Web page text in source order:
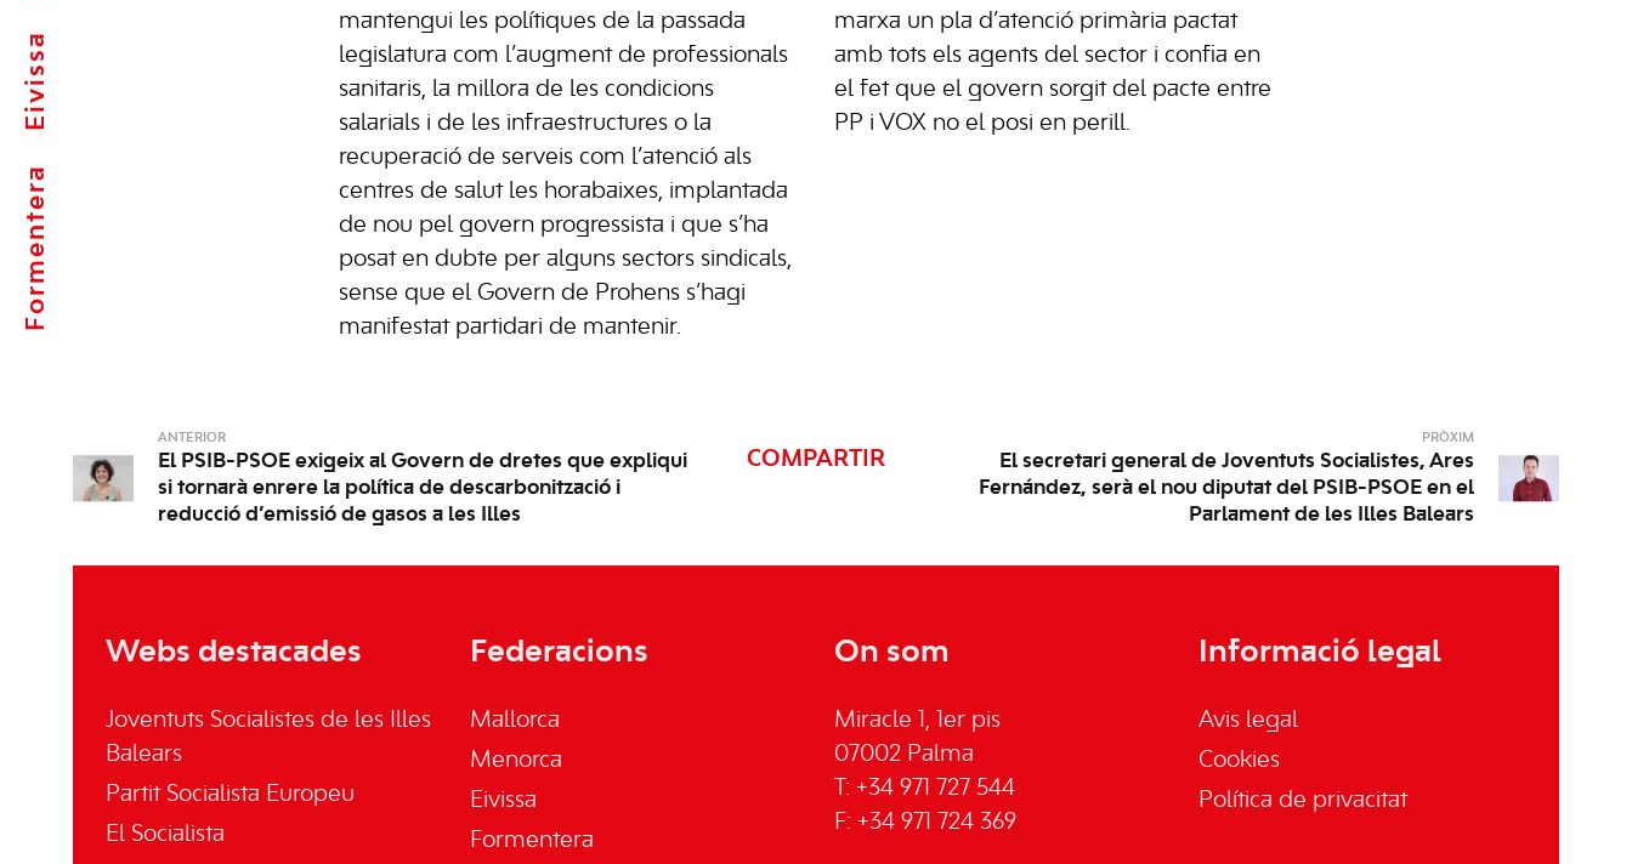
Formentera
Eivissa
mantengui les polítiques de la passada
legislatura com l’augment de professionals
sanitaris, la millora de les condicions
salarials i de les infraestructures o la
recuperació de serveis com l’atenció als
centres de salut les horabaixes, implantada
de nou pel govern progressista i que s’ha
posat en dubte per alguns sectors sindicals,
sense que el Govern de Prohens s’hagi
manifestat partidari de mantenir.
marxa un pla d’atenció primària pactat
amb tots els agents del sector i confia en
el fet que el govern sorgit del pacte entre
PP i VOX no el posi en perill.
ANTERIOR
El PSIB-PSOE exigeix al Govern de dretes que expliqui
si tornarà enrere la política de descarbonització i
reducció d’emissió de gasos a les Illes
COMPARTIR
PRÒXIM
El secretari general de Joventuts Socialistes, Ares
Fernández, serà el nou diputat del PSIB-PSOE en el
Parlament de les Illes Balears
Webs destacades
Joventuts Socialistes de les Illes
Balears
Partit Socialista Europeu
El Socialista
Federacions
Mallorca
Menorca
Eivissa
Formentera
On som
Miracle 1, 1er pis
07002 Palma
T: +34 971 727 544
F: +34 971 724 369
Informació legal
Avis legal
Cookies
Política de privacitat